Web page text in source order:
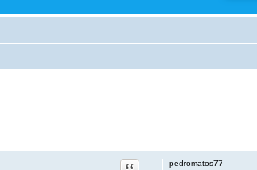
pedromatos77
Citation